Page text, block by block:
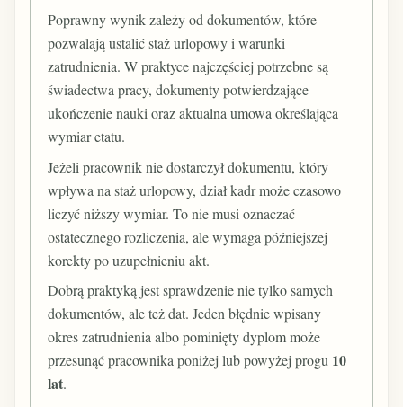
Poprawny wynik zależy od dokumentów, które
pozwalają ustalić staż urlopowy i warunki
zatrudnienia. W praktyce najczęściej potrzebne są
świadectwa pracy, dokumenty potwierdzające
ukończenie nauki oraz aktualna umowa określająca
wymiar etatu.
Jeżeli pracownik nie dostarczył dokumentu, który
wpływa na staż urlopowy, dział kadr może czasowo
liczyć niższy wymiar. To nie musi oznaczać
ostatecznego rozliczenia, ale wymaga późniejszej
korekty po uzupełnieniu akt.
Dobrą praktyką jest sprawdzenie nie tylko samych
dokumentów, ale też dat. Jeden błędnie wpisany
okres zatrudnienia albo pominięty dyplom może
przesunąć pracownika poniżej lub powyżej progu 10
lat.